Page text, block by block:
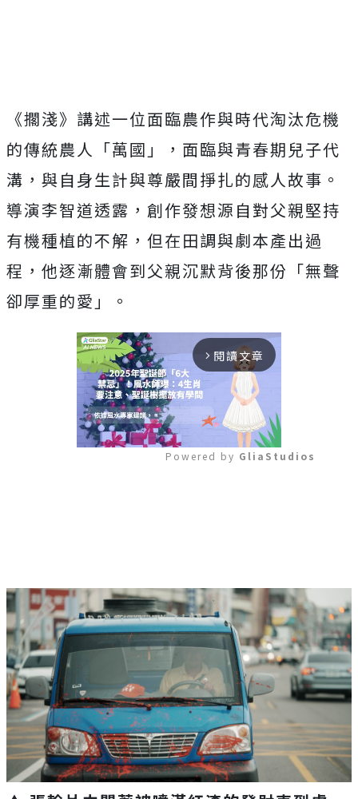
《擱淺》講述一位面臨農作與時代淘汰危機
的傳統農人「萬國」， 面臨與青春期兒子代
溝，與自身生計與尊嚴間掙扎的感人故事。
導演李智道透露，創作發想源自對父親堅持
有機種植的不解， 但在田調與劇本產出過
程，他逐漸體會到父親沉默背後那份「無聲
卻厚重的愛」。
arrow_forward_ios 閱讀文章
Powered by GliaStudios